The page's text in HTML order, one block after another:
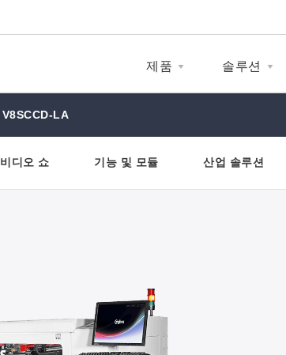
제품 솔루션
V8SCCD-LA
비디오 쇼 기능 및 모듈 산업 솔루션